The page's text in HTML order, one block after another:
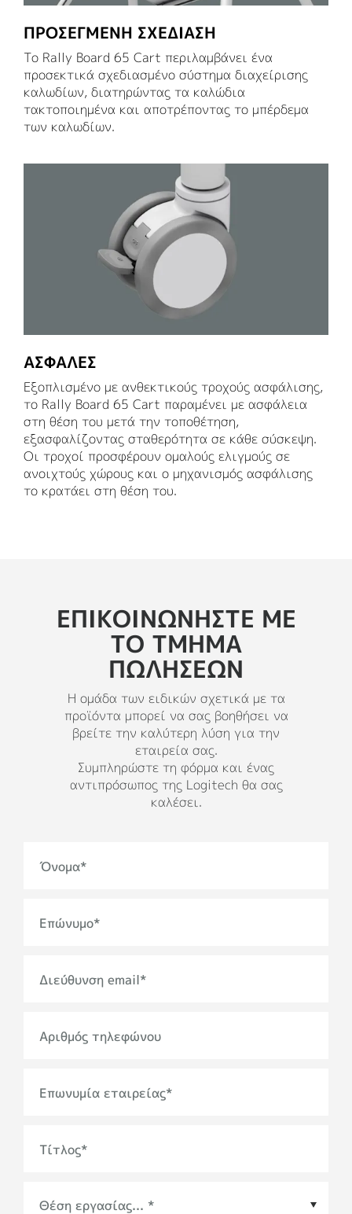
ΠΡΟΣΕΓΜΈΝΗ ΣΧΕΔΊΑΣΗ
Το Rally Board 65 Cart περιλαμβάνει ένα
προσεκτικά σχεδιασμένο σύστημα διαχείρισης
καλωδίων, διατηρώντας τα καλώδια
τακτοποιημένα και αποτρέποντας το μπέρδεμα
των καλωδίων.
ΑΣΦΑΛΈΣ
Εξοπλισμένο με ανθεκτικούς τροχούς ασφάλισης,
το Rally Board 65 Cart παραμένει με ασφάλεια
στη θέση του μετά την τοποθέτηση,
εξασφαλίζοντας σταθερότητα σε κάθε σύσκεψη.
Οι τροχοί προσφέρουν ομαλούς ελιγμούς σε
ανοιχτούς χώρους και ο μηχανισμός ασφάλισης
το κρατάει στη θέση του.
ΕΠΙΚΟΙΝΩΝΗΣΤΕ ΜΕ
ΤΟ ΤΜΗΜΑ
ΠΩΛΗΣΕΩΝ
Η ομάδα των ειδικών σχετικά με τα
προϊόντα μπορεί να σας βοηθήσει να
βρείτε την καλύτερη λύση για την
εταιρεία σας.
Συμπληρώστε τη φόρμα και ένας
αντιπρόσωπος της Logitech θα σας
καλέσει.
Όνομα*
Επώνυμο*
Διεύθυνση email*
Αριθμός τηλεφώνου
Επωνυμία εταιρείας*
Τίτλος*